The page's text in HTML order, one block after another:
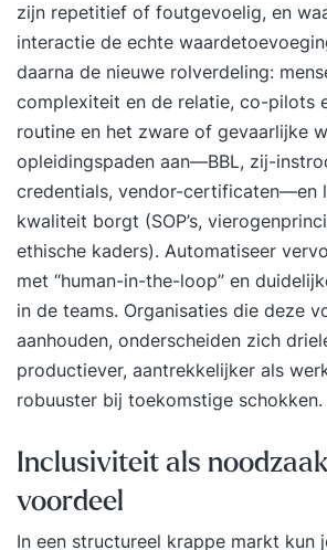
zijn repetitief of foutgevoelig, en
interactie de echte
daarna de nieuwe rolverdeling:
complexiteit en de relatie, co-pilots
routine en het zware of gevaarlijke
opleidingspaden aan—BBL, zij-
credentials, vendor-certificaten—en
kwaliteit borgt (SOP’s,
ethische kaders). Automatiseer
met “human-in-the-loop” en
in de teams. Organisaties die deze
aanhouden, onderscheiden zich
productiever, aantrekkelijker als
robuuster bij toekomstige schokken.
Inclusiviteit als
voordeel
In een structureel krappe markt kun